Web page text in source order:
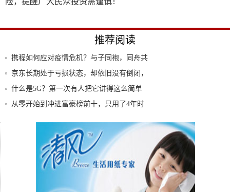
推荐阅读
携程如何应对疫情危机？与子同袍，同舟共
济
京东长期处于亏损状态，却依旧没有倒闭，
这其中
什么是5G？第一次有人把它讲得这么简单
明了
从零开始到冲进富豪榜前十，只用了4年时
网友亲戚，十二年没换手机！那时候的机子